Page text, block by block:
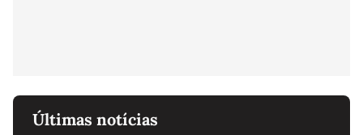
Últimas notícias